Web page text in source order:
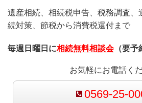
遺産相続、相続税申告、税務調査、
続対策、節税から消費税還付まで
毎週日曜日に相続無料相談会（要予
お気軽にお電話く
0569-25-